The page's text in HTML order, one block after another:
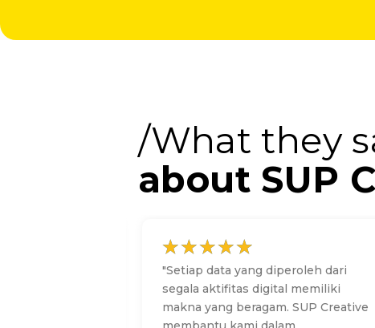
/What they
about SUP
☆☆☆☆☆
"Setiap data yang diperoleh dari
segala aktifitas digital memiliki
makna yang beragam. SUP Creative